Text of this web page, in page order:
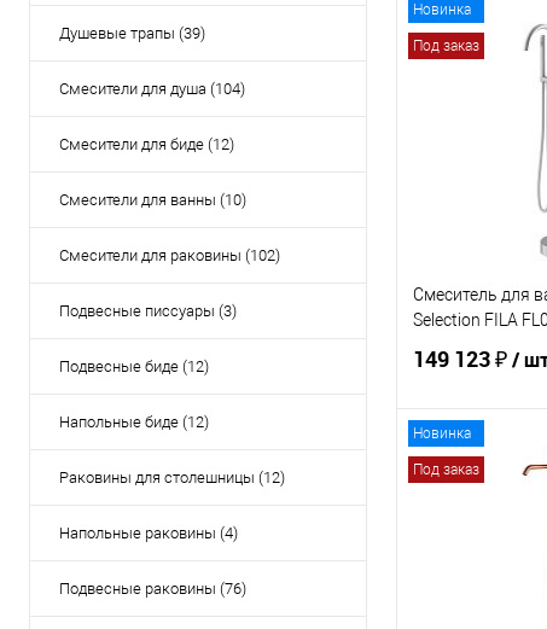
Душевые трапы (39)
Смесители для душа (104)
Смесители для биде (12)
Смесители для ванны (10)
Смесители для раковины (102)
Подвесные писсуары (3)
Подвесные биде (12)
Напольные биде (12)
Раковины для столешницы (12)
Напольные раковины (4)
Подвесные раковины (76)
В
Новинка
Под заказ
Смеситель для
Selection FILA
149 123 ₽/
В
Новинка
Под заказ